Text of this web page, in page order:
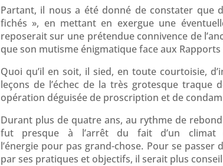
Partant, il nous a été donné de constater que
fichés », en mettant en exergue une
reposerait sur une prétendue connivence de
que son mutisme énigmatique face aux Rapports
Quoi qu’il en soit, il sied, en toute courtoisie,
leçons de l’échec de la très grotesque traque
opération déguisée de proscription et de
Durant plus de quatre ans, au rythme de
fut presque à l’arrêt du fait d’un climat
l’énergie pour pas grand-chose. Pour se
par ses pratiques et objectifs, il serait plus